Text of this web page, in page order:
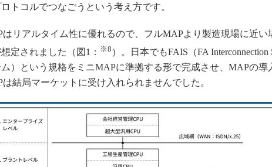
トコルでつなごうという考え方です。
リアルタイム性に優れるので、フルMAPより製造現場に近い
定されました（図1： ※8 ）。日本でもFAIS（FA Interconnection
）という規格をミニMAPに準拠する形で完成させ、MAPの導
結局マーケットに受け入れられませんでした。